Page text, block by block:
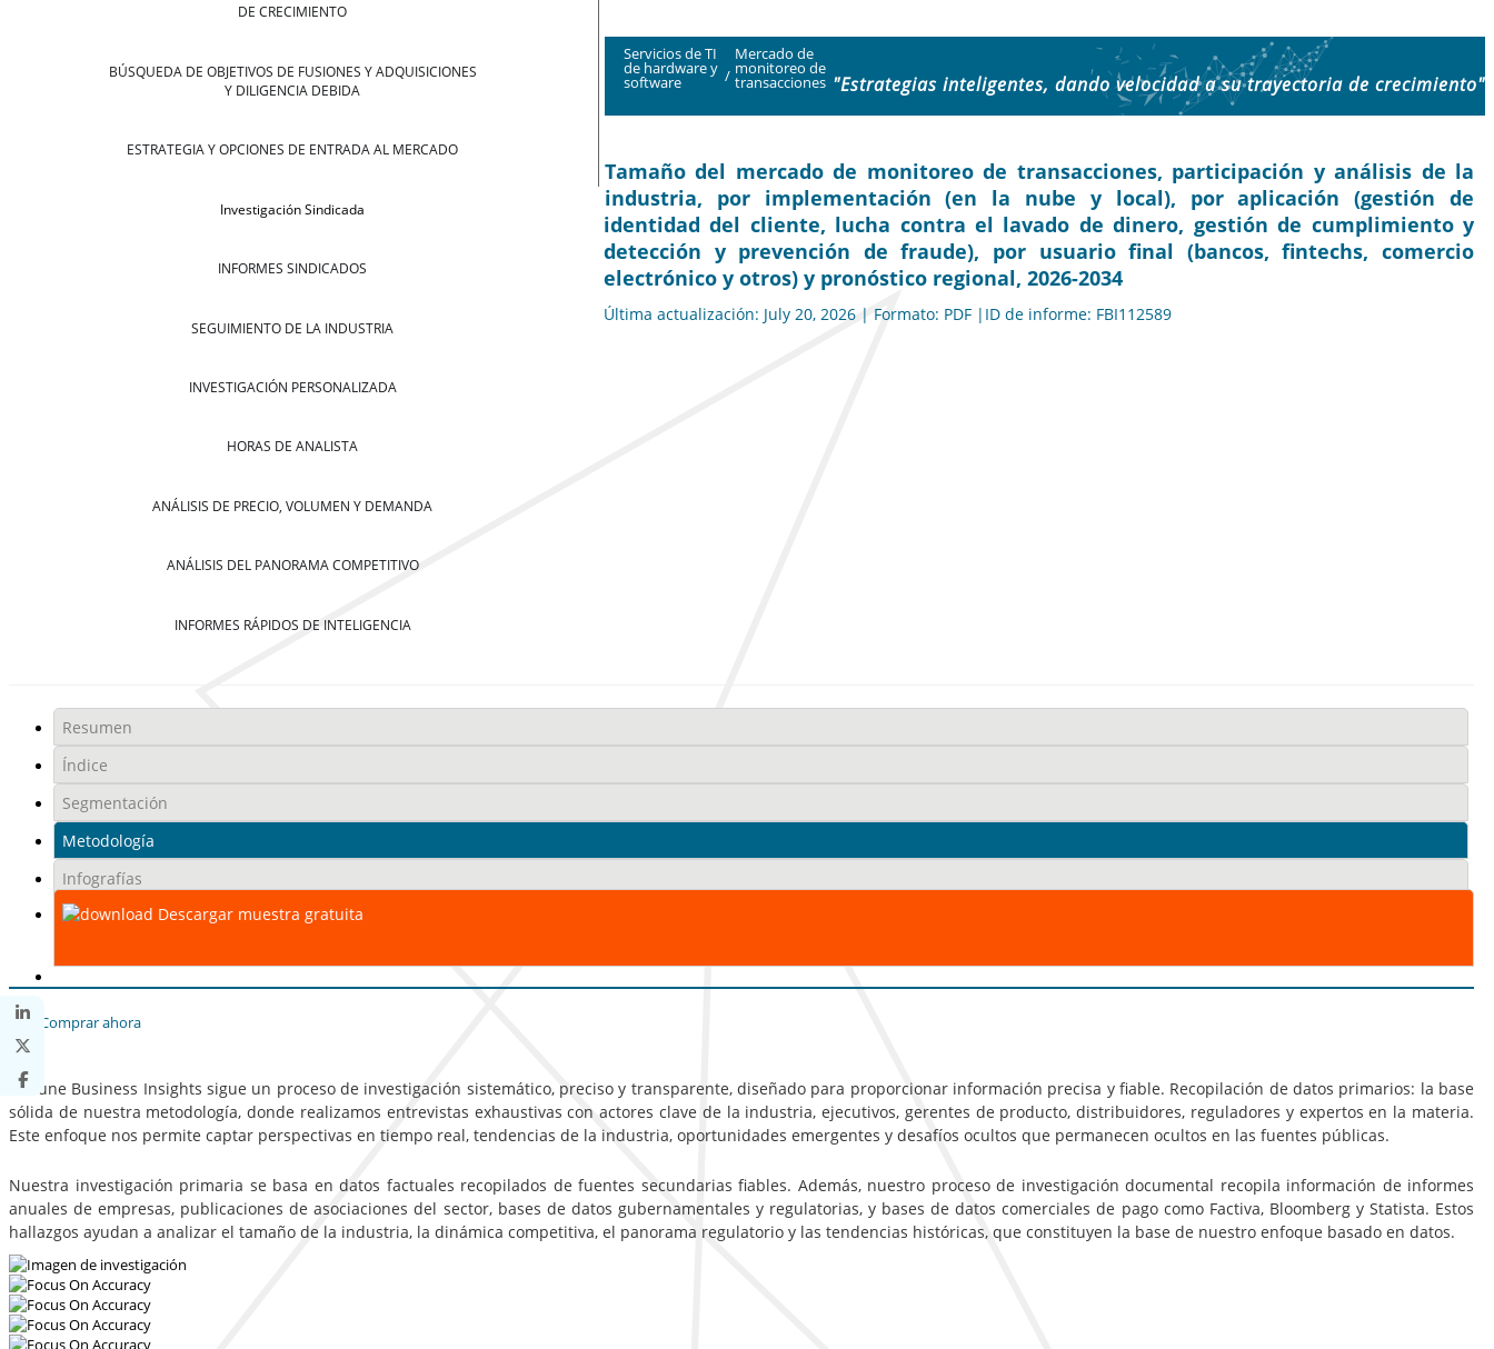
DE CRECIMIENTO
BÚSQUEDA DE OBJETIVOS DE FUSIONES Y ADQUISICIONES
Y DILIGENCIA DEBIDA
ESTRATEGIA Y OPCIONES DE ENTRADA AL MERCADO
Investigación Sindicada
INFORMES SINDICADOS
SEGUIMIENTO DE LA INDUSTRIA
INVESTIGACIÓN PERSONALIZADA
HORAS DE ANALISTA
ANÁLISIS DE PRECIO, VOLUMEN Y DEMANDA
ANÁLISIS DEL PANORAMA COMPETITIVO
INFORMES RÁPIDOS DE INTELIGENCIA
Servicios de TI
de hardware y
software /
Mercado de
monitoreo de
transacciones "Estrategias inteligentes, dando velocidad a su trayectoria de crecimiento"
Tamaño del mercado de monitoreo de transacciones, participación y análisis de la
industria, por implementación (en la nube y local), por aplicación (gestión de
identidad del cliente, lucha contra el lavado de dinero, gestión de cumplimiento y
detección y prevención de fraude), por usuario final (bancos, fintechs, comercio
electrónico y otros) y pronóstico regional, 2026-2034
Última actualización: July 20, 2026 | Formato: PDF |ID de informe: FBI112589
Resumen
Índice
Segmentación
Metodología
Infografías
Descargar muestra gratuita
Comprar ahora
Fortune Business Insights sigue un proceso de investigación sistemático, preciso y transparente, diseñado para proporcionar información precisa y fiable. Recopilación de datos primarios: la base
sólida de nuestra metodología, donde realizamos entrevistas exhaustivas con actores clave de la industria, ejecutivos, gerentes de producto, distribuidores, reguladores y expertos en la materia.
Este enfoque nos permite captar perspectivas en tiempo real, tendencias de la industria, oportunidades emergentes y desafíos ocultos que permanecen ocultos en las fuentes públicas.
Nuestra investigación primaria se basa en datos factuales recopilados de fuentes secundarias fiables. Además, nuestro proceso de investigación documental recopila información de informes
anuales de empresas, publicaciones de asociaciones del sector, bases de datos gubernamentales y regulatorias, y bases de datos comerciales de pago como Factiva, Bloomberg y Statista. Estos
hallazgos ayudan a analizar el tamaño de la industria, la dinámica competitiva, el panorama regulatorio y las tendencias históricas, que constituyen la base de nuestro enfoque basado en datos.